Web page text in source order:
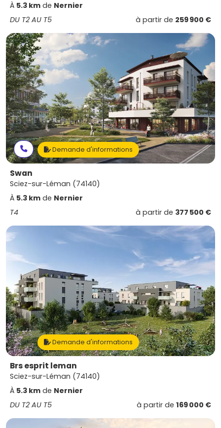
À 5.3 km de Nernier
DU T2 AU T5
à partir de 259 900 €
Demande d'informations
Swan
Sciez-sur-Léman (74140)
À 5.3 km de Nernier
T4
à partir de 377 500 €
Demande d'informations
Brs esprit leman
Sciez-sur-Léman (74140)
À 5.3 km de Nernier
DU T2 AU T5
à partir de 169 000 €